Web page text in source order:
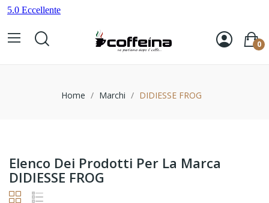
0
Home Marchi DIDIESSE FROG
Elenco Dei Prodotti Per La Marca
DIDIESSE FROG